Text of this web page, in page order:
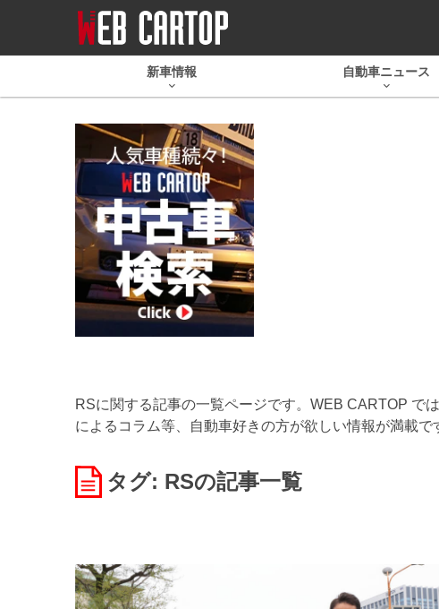
新車情報 自動車ニュース
RSに関する記事の一覧ページです。WEB CARTOP で
によるコラム等、自動車好きの方が欲しい情報が満載で
タグ: RSの記事一覧